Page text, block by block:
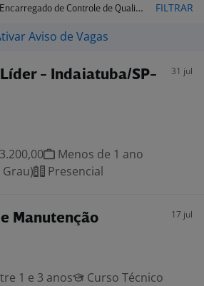
de Controle de Qualidade em Indaiatuba - SP FILTRAR
Aviso de Vagas
- Indaiatuba/SP-
31 jul
Menos de 1 ano
Grau)
Presencial
Manutenção 17 jul
1 e 3 anos
Curso Técnico